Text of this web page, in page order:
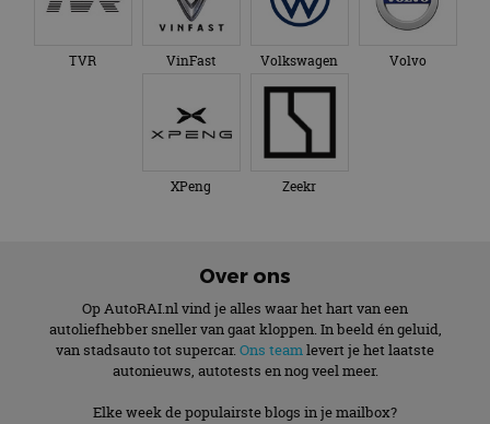
TVR VinFast Volkswagen Volvo
XPeng Zeekr
Over ons
Op AutoRAI.nl vind je alles waar het hart van een
autoliefhebber sneller van gaat kloppen. In beeld én geluid,
van stadsauto tot supercar. Ons team levert je het laatste
autonieuws, autotests en nog veel meer.
Elke week de populairste blogs in je mailbox?